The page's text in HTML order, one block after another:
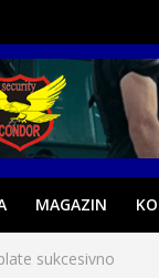
MAGAZIN
sukcesivno